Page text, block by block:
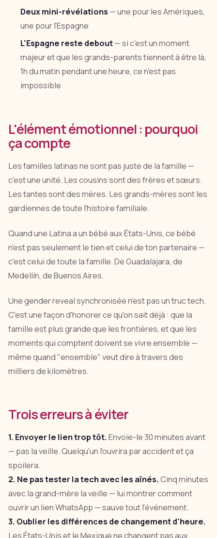
Deux mini-révélations— une pour les Amériques,
une pour l'Espagne
L'Espagne reste debout— si c'est un moment
majeur et que les grands-parents tiennent à être là,
1h du matin pendant une heure, ce n'est pas
impossible
L'élément émotionnel : pourquoi
ça compte
Les familles latinas ne sont pas juste de la famille —
c'est une unité. Les cousins sont des frères et sœurs.
Les tantes sont des mères. Les grands-mères sont les
gardiennes de toute l'histoire familiale.
Quand une Latina a un bébé aux États-Unis, ce bébé
n'est pas seulement le tien et celui de ton partenaire —
c'est celui de toute la famille. De Guadalajara, de
Medellín, de Buenos Aires.
Une gender reveal synchronisée n'est pas un truc tech.
C'est une façon d'honorer ce qu'on sait déjà : que la
famille est plus grande que les frontières, et que les
moments qui comptent doivent se vivre ensemble —
même quand "ensemble" veut dire à travers des
milliers de kilomètres.
Trois erreurs à éviter
1. Envoyer le lien trop tôt.Envoie-le 30 minutes avant
— pas la veille. Quelqu'un l'ouvrira par accident et ça
spoilera.
2. Ne pas tester la tech avec les aînés.Cinq minutes
avec la grand-mère la veille — lui montrer comment
ouvrir un lien WhatsApp — sauve tout l'événement.
3. Oublier les différences de changement d'heure.
Les États-Unis et le Mexique ne changent pas aux